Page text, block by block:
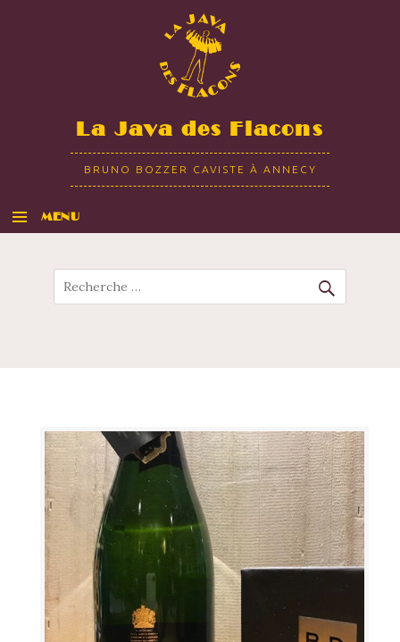
La Java des Flacons
BRUNO BOZZER CAVISTE À ANNECY
MENU
Recherche